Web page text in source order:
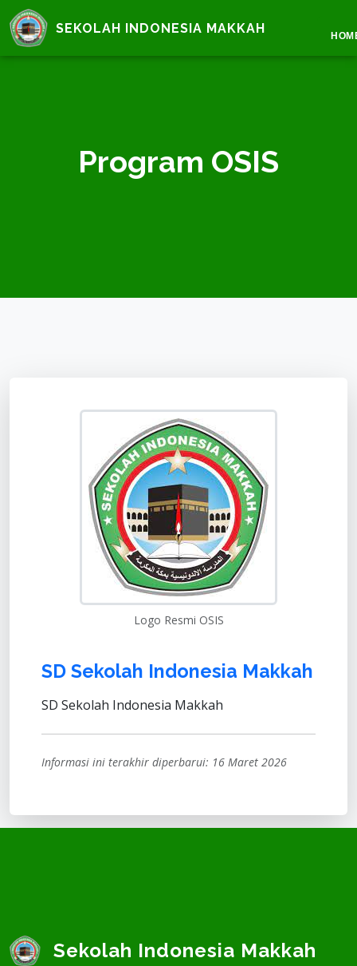
SEKOLAH INDONESIA MAKKAH
Program OSIS
SD Sekolah Indonesia Makkah
SD Sekolah Indonesia Makkah
Informasi ini terakhir diperbarui: 16 Maret 2026
Logo Resmi OSIS
Sekolah Indonesia Makkah